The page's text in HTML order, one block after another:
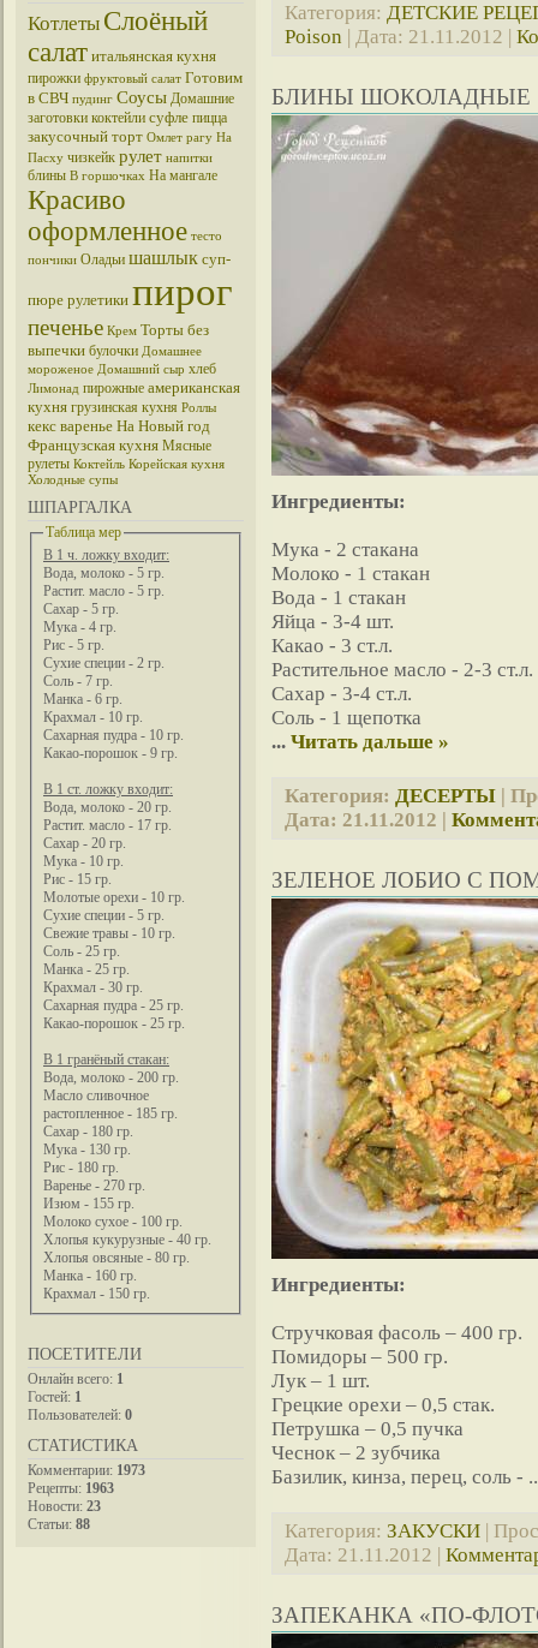
Котлеты Слоёный
салат итальянская кухня
пирожки фруктовый салат Готовим
в СВЧ пудинг Соусы Домашние
заготовки коктейли суфле пицца
закусочный торт Омлет рагу На
Пасху чизкейк рулет напитки
блины В горшочках На мангале
Красиво
оформленное тесто
пончики Оладьи шашлык суп-
пюре рулетики пирог
печенье Крем Торты без
выпечки булочки Домашнее
мороженое Домашний сыр хлеб
Лимонад пирожные американская
кухня грузинская кухня Роллы
кекс варенье На Новый год
Французская кухня Мясные
рулеты Коктейль Корейская кухня
Холодные супы
ШПАРГАЛКА
Таблица мер
В 1 ч. ложку входит:
Вода, молоко - 5 гр.
Растит. масло - 5 гр.
Сахар - 5 гр.
Мука - 4 гр.
Рис - 5 гр.
Сухие специи - 2 гр.
Соль - 7 гр.
Манка - 6 гр.
Крахмал - 10 гр.
Сахарная пудра - 10 гр.
Какао-порошок - 9 гр.
В 1 ст. ложку входит:
Вода, молоко - 20 гр.
Растит. масло - 17 гр.
Сахар - 20 гр.
Мука - 10 гр.
Рис - 15 гр.
Молотые орехи - 10 гр.
Сухие специи - 5 гр.
Свежие травы - 10 гр.
Соль - 25 гр.
Манка - 25 гр.
Крахмал - 30 гр.
Сахарная пудра - 25 гр.
Какао-порошок - 25 гр.
В 1 гранёный стакан:
Вода, молоко - 200 гр.
Масло сливочное
растопленное - 185 гр.
Сахар - 180 гр.
Мука - 130 гр.
Рис - 180 гр.
Варенье - 270 гр.
Изюм - 155 гр.
Молоко сухое - 100 гр.
Хлопья кукурузные - 40 гр.
Хлопья овсяные - 80 гр.
Манка - 160 гр.
Крахмал - 150 гр.
ПОСЕТИТЕЛИ
Онлайн всего: 1
Гостей: 1
Пользователей: 0
СТАТИСТИКА
Комментарии: 1973
Рецепты: 1963
Новости: 23
Статьи: 88
Категория: ДЕТСКИЕ
Poison | Дата: 21.11.2012 |
БЛИНЫ ШОКОЛАДНЫЕ
Ингредиенты:
Мука - 2 стакана
Молоко - 1 стакан
Вода - 1 стакан
Яйца - 3-4 шт.
Какао - 3 ст.л.
Растительное масло - 2-3 ст.л.
Сахар - 3-4 ст.л.
Соль - 1 щепотка
... Читать дальше »
Категория: ДЕСЕРТЫ |
Дата: 21.11.2012 |
ЗЕЛЕНОЕ ЛОБИО С
Ингредиенты:
Стручковая фасоль – 400 гр.
Помидоры – 500 гр.
Лук – 1 шт.
Грецкие орехи – 0,5 стак.
Петрушка – 0,5 пучка
Чеснок – 2 зубчика
Базилик, кинза, перец, соль -
Категория: ЗАКУСКИ |
Дата: 21.11.2012 |
ЗАПЕКАНКА «ПО-